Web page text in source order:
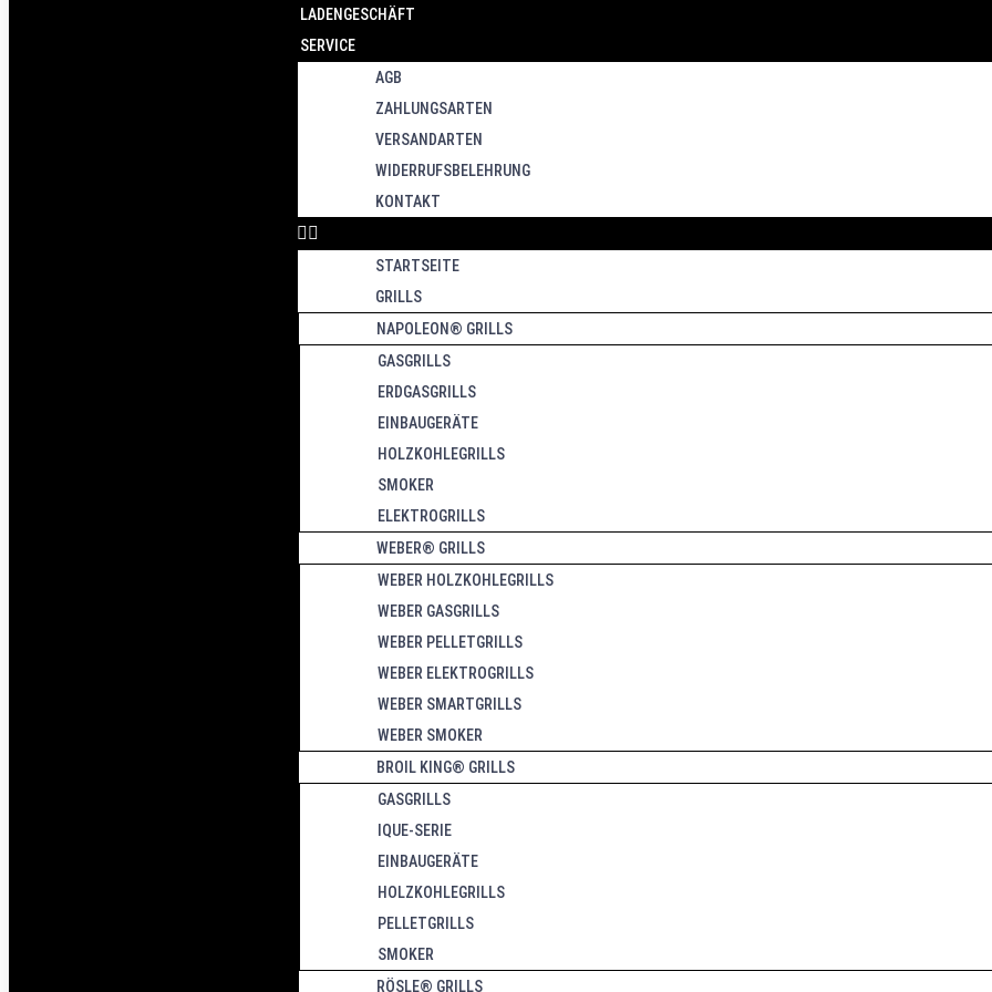
LADENGESCHÄFT
SERVICE
AGB
ZAHLUNGSARTEN
VERSANDARTEN
WIDERRUFSBELEHRUNG
KONTAKT
STARTSEITE
GRILLS
NAPOLEON® GRILLS
GASGRILLS
ERDGASGRILLS
EINBAUGERÄTE
HOLZKOHLEGRILLS
SMOKER
ELEKTROGRILLS
WEBER® GRILLS
WEBER HOLZKOHLEGRILLS
WEBER GASGRILLS
WEBER PELLETGRILLS
WEBER ELEKTROGRILLS
WEBER SMARTGRILLS
WEBER SMOKER
BROIL KING® GRILLS
GASGRILLS
IQUE-SERIE
EINBAUGERÄTE
HOLZKOHLEGRILLS
PELLETGRILLS
SMOKER
RÖSLE® GRILLS